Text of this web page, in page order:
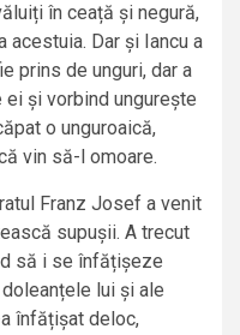
în ceață și negură,
acestuia. Dar și Iancu a
prins de unguri, dar a
și vorbind ungurește
o unguroaică,
vin să-l omoare.
Franz Josef a venit
supușii. A trecut
să i se înfățișeze
lui și ale
înfățișat deloc,